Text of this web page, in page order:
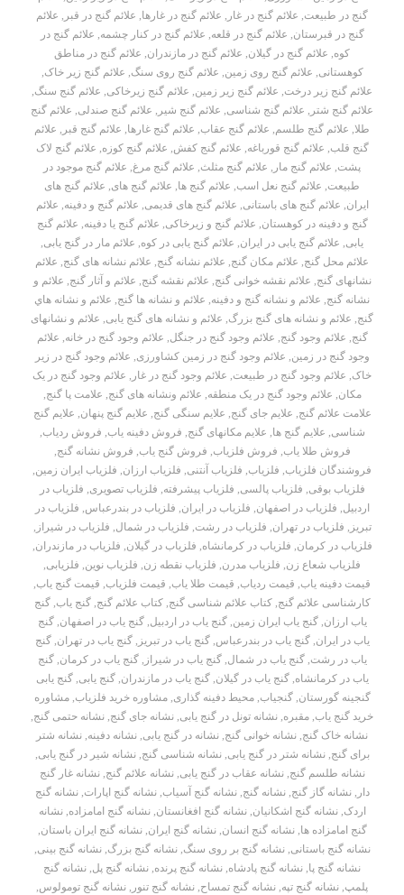
گنج در طبیعت, علائم گنج در غار , علائم گنج در غارها, علائم گنج در قبر , علائم
گنج در قبرستان, علائم گنج در قلعه, علائم گنج در کنار چشمه, علائم گنج در
کوه, علائم گنج در گیلان, علائم گنج در مازندران, علائم گنج در مناطق
کوهستانی, علائم گنج روی زمین, علائم گنج روی سنگ, علائم گنج زیر خاک,
علائم گنج زیر درخت, علائم گنج زیر زمین, علائم گنج زیرخاکی, علائم گنج سنگ,
علائم گنج شتر , علائم گنج شناسی, علائم گنج شیر , علائم گنج صندلی, علائم گنج
طلا, علائم گنج طلسم, علائم گنج عقاب, علائم گنج غارها, علائم گنج قبر , علائم
گنج قلب, علائم گنج قورباغه, علائم گنج کفش, علائم گنج کوزه, علائم گنج لاک
پشت, علائم گنج مار , علائم گنج مثلث, علائم گنج مرغ, علائم گنج موجود در
طبیعت, علائم گنج نعل اسب, علائم گنج ها, علائم گنج های, علائم گنج های
ایران, علائم گنج های باستانی, علائم گنج های قدیمی, علائم گنج و دفینه, علائم
گنج و دفینه در کوهستان, علائم گنج و زیرخاکی, علائم گنج یا دفینه, علائم گنج
یابی, علائم گنج یابی در ایران, علائم گنج یابی در کوه, علائم مار در گنج یابی,
علائم محل گنج, علائم مکان گنج, علائم نشانه گنج, علائم نشانه های گنج, علائم
نشانهای گنج, علائم نقشه خوانی گنج, علائم نقشه گنج, علائم و آثار گنج, علائم و
نشانه گنج, علائم و نشانه گنج و دفینه, علائم و نشانه ها گنج, علائم و نشانه هاي
گنج, علائم و نشانه های گنج بزرگ, علائم و نشانه های گنج یابی, علائم و نشانهای
گنج, علائم وجود گنج, علائم وجود گنج در جنگل, علائم وجود گنج در خانه, علائم
وجود گنج در زمین, علائم وجود گنج در زمین کشاورزی, علائم وجود گنج در زیر
خاک, علائم وجود گنج در طبیعت, علائم وجود گنج در غار , علائم وجود گنج در یک
مکان, علائم وجود گنج در یک منطقه, علائم ونشانه های گنج, علامت پا گنج,
علامت علائم گنج, علایم جای گنج, علایم سنگی گنج, علایم گنج پنهان, علایم گنج
شناسی, علایم گنج ها, علایم مکانهای گنج, فروش دفینه یاب, فروش ردیاب,
فروش طلا یاب, فروش فلزیاب, فروش گنج یاب, فروش نشانه گنج,
فروشندگان فلزیاب, فلزیاب, فلزیاب آنتنی, فلزیاب ارزان, فلزیاب ایران زمین,
فلزیاب بوقی, فلزیاب پالسی, فلزیاب پیشرفته, فلزیاب تصویری, فلزیاب در
اردبیل, فلزیاب در اصفهان, فلزیاب در ایران, فلزیاب در بندرعباس, فلزیاب در
تبریز , فلزیاب در تهران, فلزیاب در رشت, فلزیاب در شمال, فلزیاب در شیراز ,
فلزیاب در کرمان, فلزیاب در کرمانشاه, فلزیاب در گیلان, فلزیاب در مازندران,
فلزیاب شعاع زن, فلزیاب مدرن, فلزیاب نقطه زن, فلزیاب نوین, فلزیابی,
قیمت دفینه یاب, قیمت ردیاب, قیمت طلا یاب, قیمت فلزیاب, قیمت گنج یاب,
کارشناسی علائم گنج, کتاب علائم شناسی گنج, کتاب علائم گنج, گنج یاب, گنج
یاب ارزان, گنج یاب ایران زمین, گنج یاب در اردبیل, گنج یاب در اصفهان, گنج
یاب در ایران, گنج یاب در بندرعباس, گنج یاب در تبریز , گنج یاب در تهران, گنج
یاب در رشت, گنج یاب در شمال, گنج یاب در شیراز , گنج یاب در کرمان, گنج
یاب در کرمانشاه, گنج یاب در گیلان, گنج یاب در مازندران, گنج یابی, گنج یابی
گنجینه گورستان, گنجیاب,محیط دفینه گذاری,مشاوره خرید فلزیاب,مشاوره
خرید گنج یاب, مقبره, نشانه تونل در گنج یابی, نشانه جای گنج, نشانه حتمی گنج,
نشانه خاک گنج, نشانه خوانی گنج, نشانه در گنج یابی, نشانه دفینه, نشانه شتر
برای گنج,نشانه شتر در گنج یابی,نشانه شناسی گنج,نشانه شیر در گنج یابی,
نشانه طلسم گنج,نشانه عقاب در گنج یابی,نشانه علائم گنج,نشانه غار گنج
دار ,نشانه گاز گنج,نشانه گنج,نشانه گنج آسیاب,نشانه گنج اپارات,نشانه گنج
اردک,نشانه گنج اشکانیان,نشانه گنج افغانستان,نشانه گنج امامزاده,نشانه
گنج امامزاده ها,نشانه گنج انسان,نشانه گنج ایران,نشانه گنج ایران باستان,
نشانه گنج باستانی,نشانه گنج بر روی سنگ,نشانه گنج بزرگ,نشانه گنج بینی,
نشانه گنج پا, نشانه گنج پادشاه, نشانه گنج پرنده, نشانه گنج پل, نشانه گنج
پلمپ, نشانه گنج تپه, نشانه گنج تمساح, نشانه گنج تنور , نشانه گنج تومولوس,